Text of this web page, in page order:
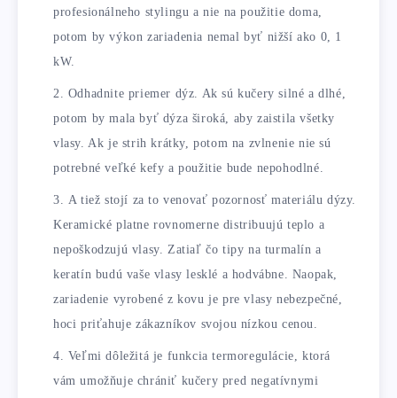
profesionálneho stylingu a nie na použitie doma,
potom by výkon zariadenia nemal byť nižší ako 0, 1
kW.
Odhadnite priemer dýz. Ak sú kučery silné a dlhé,
potom by mala byť dýza široká, aby zaistila všetky
vlasy. Ak je strih krátky, potom na zvlnenie nie sú
potrebné veľké kefy a použitie bude nepohodlné.
A tiež stojí za to venovať pozornosť materiálu dýzy.
Keramické platne rovnomerne distribuujú teplo a
nepoškodzujú vlasy. Zatiaľ čo tipy na turmalín a
keratín budú vaše vlasy lesklé a hodvábne. Naopak,
zariadenie vyrobené z kovu je pre vlasy nebezpečné,
hoci priťahuje zákazníkov svojou nízkou cenou.
Veľmi dôležitá je funkcia termoregulácie, ktorá
vám umožňuje chrániť kučery pred negatívnymi